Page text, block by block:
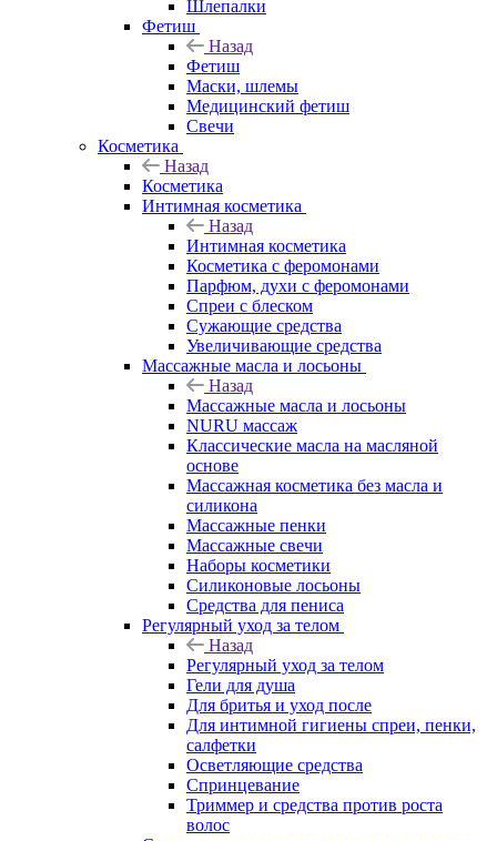
Шлепалки
Фетиш
Назад
Фетиш
Маски, шлемы
Медицинский фетиш
Свечи
Косметика
Назад
Косметика
Интимная косметика
Назад
Интимная косметика
Косметика с феромонами
Парфюм, духи с феромонами
Спреи с блеском
Сужающие средства
Увеличивающие средства
Массажные масла и лосьоны
Назад
Массажные масла и лосьоны
NURU массаж
Классические масла на масляной
основе
Массажная косметика без масла и
силикона
Массажные пенки
Массажные свечи
Наборы косметики
Силиконовые лосьоны
Средства для пениса
Регулярный уход за телом
Назад
Регулярный уход за телом
Гели для душа
Для бритья и уход после
Для интимной гигиены спреи, пенки,
салфетки
Осветляющие средства
Спринцевание
Триммер и средства против роста
волос